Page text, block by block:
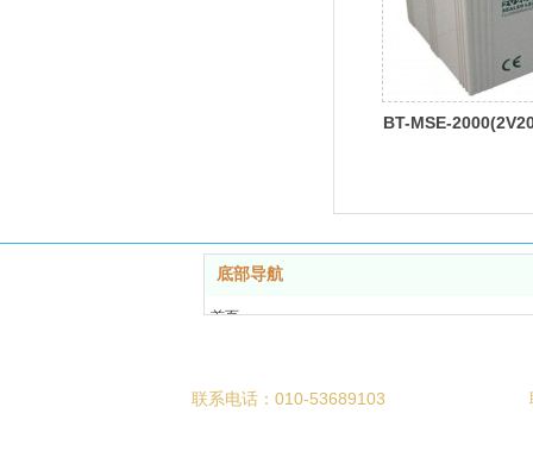
BT-MSE-
底部导航
首页
新闻资讯
联系电话：010-53689103